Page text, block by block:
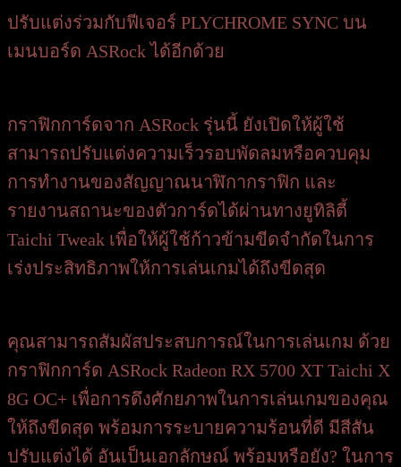
ปรับแต่งร่วมกับฟีเจอร์ PLYCHROME SYNC บน
เมนบอร์ด ASRock ได้อีกด้วย
กราฟิกการ์ดจาก ASRock รุ่นนี้ ยังเปิดให้ผู้ใช้
สามารถปรับแต่งความเร็วรอบพัดลมหรือควบคุม
การทำงานของสัญญาณนาฬิกากราฟิก และ
รายงานสถานะของตัวการ์ดได้ผ่านทางยูทิลิตี้
Taichi Tweak เพื่อให้ผู้ใช้ก้าวข้ามขีดจำกัดในการ
เร่งประสิทธิภาพให้การเล่นเกมได้ถึงขีดสุด
คุณสามารถสัมผัสประสบการณ์ในการเล่นเกม ด้วย
กราฟิกการ์ด ASRock Radeon RX 5700 XT Taichi X
8G OC+ เพื่อการดึงศักยภาพในการเล่นเกมของคุณ
ให้ถึงขีดสุด พร้อมการระบายความร้อนที่ดี มีสีสัน
ปรับแต่งได้ อันเป็นเอกลักษณ์ พร้อมหรือยัง? ในการ